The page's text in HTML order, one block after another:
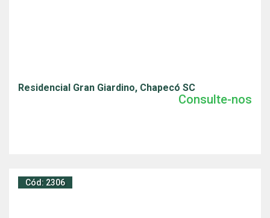
Residencial Gran Giardino, Chapecó SC
Consulte-nos
Cód: 2306